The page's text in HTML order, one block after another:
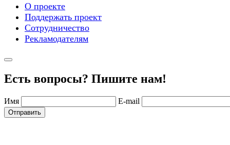
О проекте
Поддержать проект
Сотрудничество
Рекламодателям
Есть вопросы? Пишите нам!
Имя E-mail